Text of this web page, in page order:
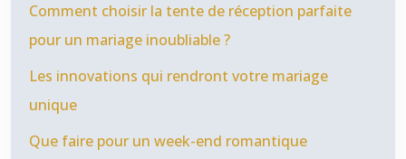
Comment choisir la tente de réception parfaite
pour un mariage inoubliable ?
Les innovations qui rendront votre mariage
unique
Que faire pour un week-end romantique